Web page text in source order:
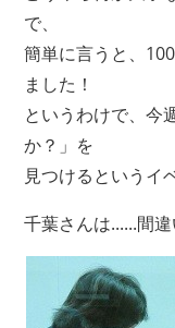
で、
簡単に言うと、
ました！
というわけで、今
か？」を
見つけるというイ
千葉さんは......間